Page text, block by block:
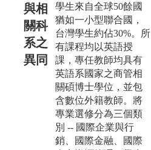
與相
關科
系之
異同
學生來自全球50餘國
猶如一小型聯合國，
台灣學生約佔30%。所
有課程均以英語授
課，專任教師均具有
英語系國家之商管相
關碩博士學位，並包
含數位外籍教師。將
專業選修分為三個類
別 -- 國際企業與行
銷、國際金融、國際